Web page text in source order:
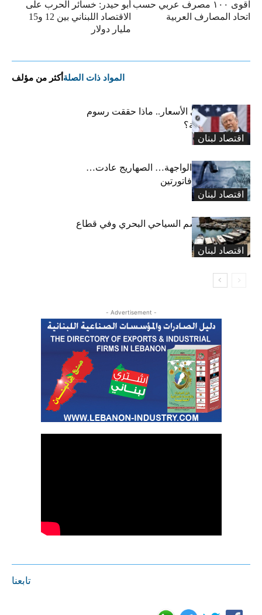
أبو حيدر: خسائر الحرب على
الاقتصاد اللبناني بين 12 و15
مليار دولار
اقوى ١٠٠ مصرف عربي حسب
اتحاد المصارف العربية
المواد ذات الصلة أكثر من مؤلف
اقتصاد لبنان
من الصناعة إلى الأسعار.. ماذا حققت رسوم
ترامب الجمركية؟
اقتصاد لبنان
أزمة المياه الى الواجهة… الصهاريج عادت…
والمواطن يدفع فاتورتين
اقتصاد لبنان
تراجع في الموسم السياحي البحري وفي قطاع
تنظيم الأعراس
- Advertisement -
تابعنا